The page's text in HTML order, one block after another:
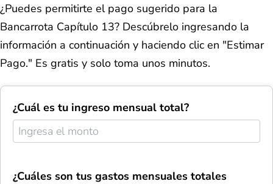
¿Puedes permitirte el pago sugerido para la
Bancarrota Capítulo 13? Descúbrelo ingresando la
información a continuación y haciendo clic en "Estimar
Pago." Es gratis y solo toma unos minutos.
¿Cuál es tu ingreso mensual total?
¿Cuáles son tus gastos mensuales totales